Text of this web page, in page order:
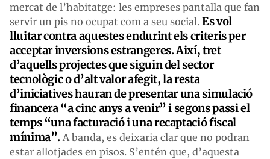
mercat de l’habitatge: les empreses pantalla que fan
servir un pis no ocupat com a seu social. Es vol
lluitar contra aquestes endurint els criteris per
acceptar inversions estrangeres. Així, tret
d’aquells projectes que siguin del sector
tecnològic o d’alt valor afegit, la resta
d’iniciatives hauran de presentar una simulació
financera “a cinc anys a venir” i segons passi el
temps “una facturació i una recaptació fiscal
mínima”. A banda, es deixaria clar que no podran
estar allotjades en pisos. S’entén que, d’aquesta